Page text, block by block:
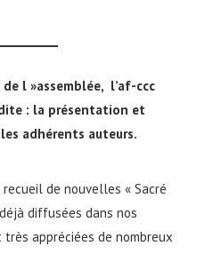
l »assemblée, l’af-ccc
: la présentation et
adhérents auteurs.
recueil de nouvelles « Sacré
diffusées dans nos
appréciées de nombreux